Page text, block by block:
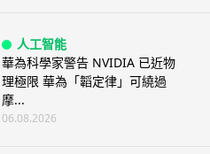
人工智能
華為科學家警告 NVIDIA 已近物
理極限 華為「韜定律」可繞過
摩...
06.08.2026